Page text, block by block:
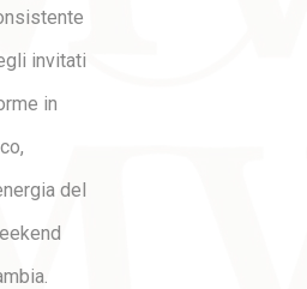
invitati
in
del